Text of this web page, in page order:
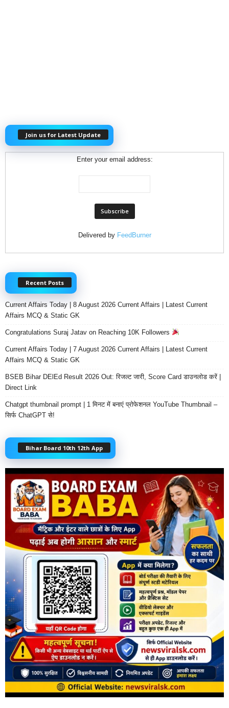
Join us for Latest Update
Enter your email address:
Delivered by FeedBurner
Recent Posts
Current Affairs Today | 8 August 2026 Current Affairs | Latest Current
Affairs MCQ & Static GK
Congratulations Suraj Jatav on Reaching 10K Followers
Current Affairs Today | 7 August 2026 Current Affairs | Latest Current
Affairs MCQ & Static GK
BSEB Bihar DElEd Result 2026 Out: रिजल्ट जारी, Score Card डाउनलोड करें |
Direct Link
Chatgpt thumbnail prompt | 1 मिनट में बनाएं प्रोफेशनल YouTube Thumbnail –
सिर्फ ChatGPT से!
Bihar Board 10th 12th App